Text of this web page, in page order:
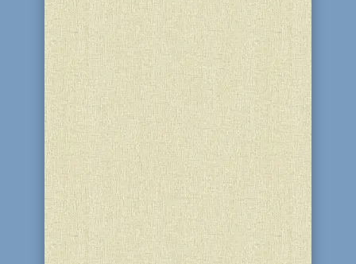
Каменского собрались в синагоге
"Бейт Реувен", чтобы торжественно
отметить начало одного из
величайших праздников в истории
еврейского народа - праздника Песах,
годовщину...